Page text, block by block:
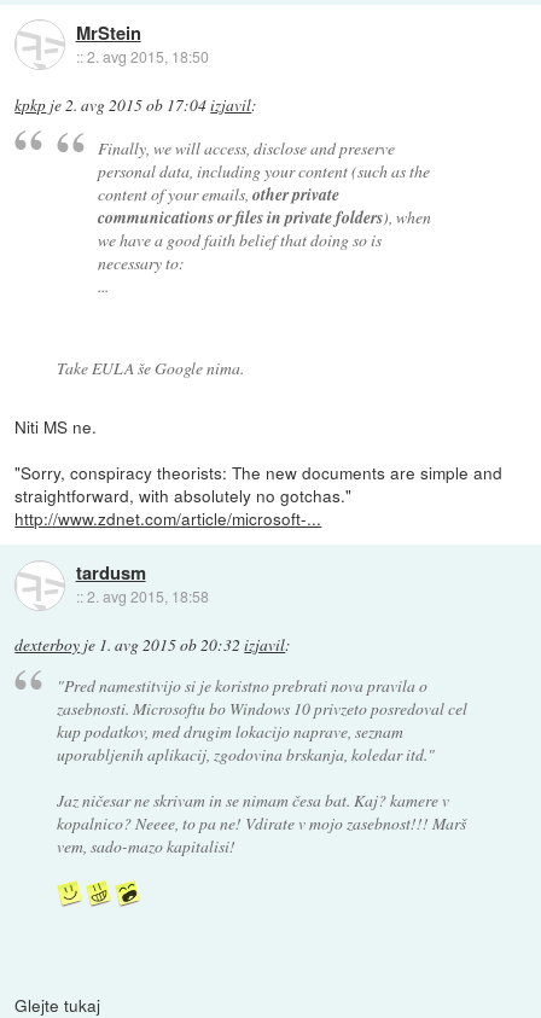
MrStein
::2. avg 2015, 18:50
kpkp je2. avg 2015 ob 17:04izjavil:
Finally, we will access, disclose and preserve
personal data, including your content (such as the
content of your emails,other private
communications or files in private folders), when
we have a good faith belief that doing so is
necessary to:
...
Take EULA še Google nima.
Niti MS ne.
"Sorry, conspiracy theorists: The new documents are simple and
straightforward, with absolutely no gotchas."
http://www.zdnet.com/article/microsoft-...
tardusm
::2. avg 2015, 18:58
dexterboy je 1. avg 2015 ob 20:32 izjavil:
"Pred namestitvijo si je koristno prebrati nova pravila o
zasebnosti. Microsoftu bo Windows 10 privzeto posredoval cel
kup podatkov, med drugim lokacijo naprave, seznam
uporabljenih aplikacij, zgodovina brskanja, koledar itd."
Jaz ničesar ne skrivam in se nimam česa bat. Kaj? kamere v
kopalnico? Neeee, to pa ne! Vdirate v mojo zasebnost!!! Marš
vem, sado-mazo kapitalisi!
Glejte tukaj